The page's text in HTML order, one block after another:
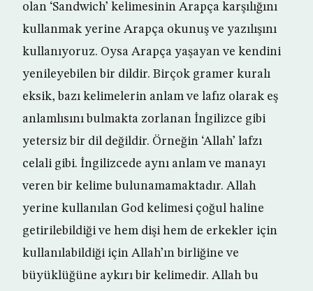
olan ‘Sandwich’ kelimesinin Arapça karşılığını
kullanmak yerine Arapça okunuş ve yazılışını
kullanıyoruz. Oysa Arapça yaşayan ve kendini
yenileyebilen bir dildir. Birçok gramer kuralı
eksik, bazı kelimelerin anlam ve lafız olarak eş
anlamlısını bulmakta zorlanan İngilizce gibi
yetersiz bir dil değildir. Örneğin ‘Allah’ lafzı
celali gibi. İngilizcede aynı anlam ve manayı
veren bir kelime bulunamamaktadır. Allah
yerine kullanılan God kelimesi çoğul haline
getirilebildiği ve hem dişi hem de erkekler için
kullanılabildiği için Allah’ın birliğine ve
büyüklüğüne aykırı bir kelimedir. Allah bu